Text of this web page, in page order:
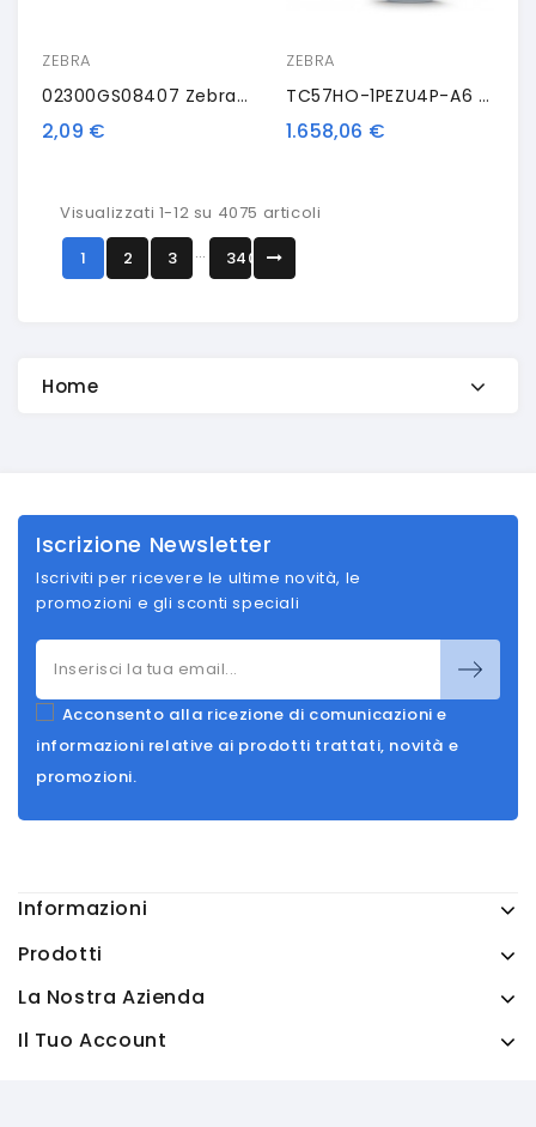
ZEBRA
02300GS08407 Zebra ZipShip 2300, Nastro Trasportatore Termico, Cera, 84 Mm
2,09 €
ZEBRA
TC57HO-1PEZU4P-A6 Zebra TC57, 2D, BT, WLAN, 4G, NFC, GPS, GMS, Android
1.658,06 €
Visualizzati 1-12 su 4075 articoli
1
2 3 … 340
Home
Iscrizione Newsletter
Iscriviti per ricevere le ultime novità, le
promozioni e gli sconti speciali
Acconsento alla ricezione di comunicazioni e
informazioni relative ai prodotti trattati, novità e
promozioni.
Informazioni
Prodotti
La Nostra Azienda
Il Tuo Account